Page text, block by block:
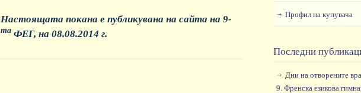
Настоящата покана е публикувана на сайта на 9-
та ФЕГ, на 08.08.2014 г.
Профил на купувача
Последни
Дни на отворените
9. Френска езикова